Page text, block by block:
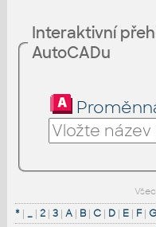
Interaktivní
AutoCADu
*| _| 2| 3| A| B| C| D| E| F|